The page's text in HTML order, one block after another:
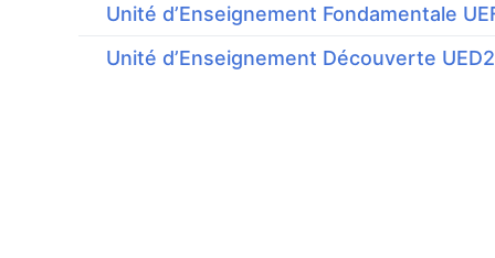
Unité d’Enseignement Fondamentale
Unité d’Enseignement Découverte UED2